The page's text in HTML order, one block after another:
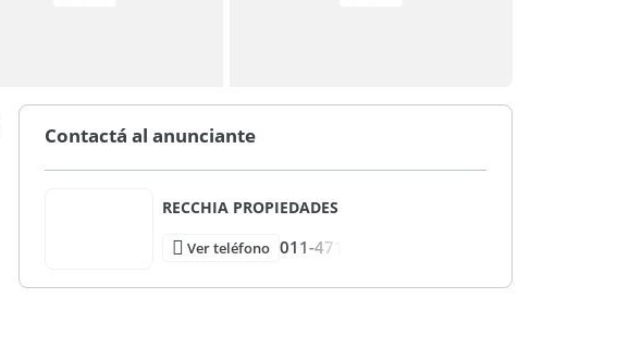
Contactá al anunciante
RECCHIA PROPIEDADES
Ver teléfono 011-471